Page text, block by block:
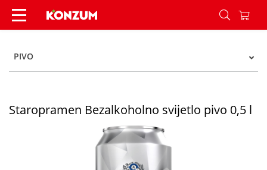
Staropramen Bezalkoholno svijetlo pivo 0,5 l -
PIVO
Staropramen Bezalkoholno svijetlo pivo 0,5 l